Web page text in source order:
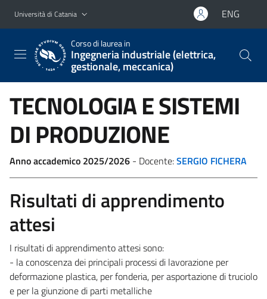
Vai al contenuto principale
Vai al menu di navigazione
Università di Catania ENG
Corso di laurea in
Ingegneria industriale (elettrica,
gestionale, meccanica)
TECNOLOGIA E SISTEMI
DI PRODUZIONE
Anno accademico 2025/2026 - Docente:SERGIO FICHERA
Risultati di apprendimento
attesi
I risultati di apprendimento attesi sono:
- la conoscenza dei principali processi di lavorazione per
deformazione plastica, per fonderia, per asportazione di truciolo
e per la giunzione di parti metalliche